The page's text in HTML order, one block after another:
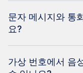
문자 메시지와 통
요?
가상 번호에서 음